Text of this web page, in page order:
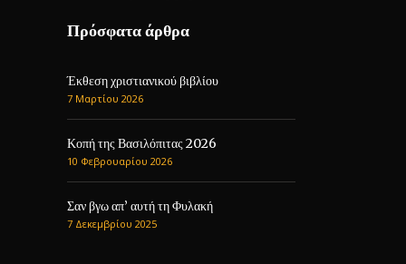
Πρόσφατα άρθρα
Έκθεση χριστιανικού βιβλίου
7 Μαρτίου 2026
Κοπή της Βασιλόπιτας 2026
10 Φεβρουαρίου 2026
Σαν βγω απ’ αυτή τη Φυλακή
7 Δεκεμβρίου 2025